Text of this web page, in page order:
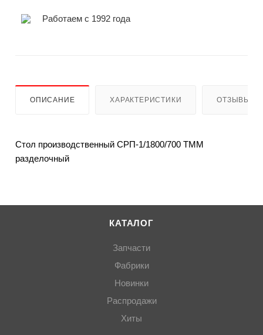
Работаем с 1992 года
ОПИСАНИЕ ХАРАКТЕРИСТИКИ ОТЗЫВЫ
Стол производственный СРП-1/1800/700 ТММ
разделочный
КАТАЛОГ
Запчасти
Фабрики
Новинки
Распродажи
Хиты